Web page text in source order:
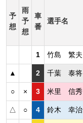
予
想
雨
予
想
車
番
選手名
1 竹島 繁夫
▲ 2 千葉 泰将
○ × 3 米里 信秀
△ ○ 4 鈴木 幸治